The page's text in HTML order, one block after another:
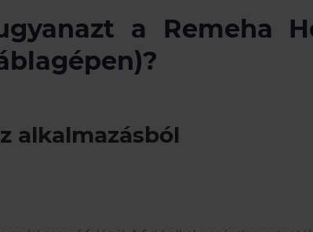
a Remeha
alkalmazásból